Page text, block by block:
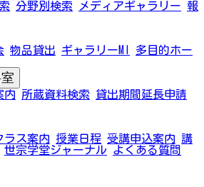
分野別検索 メディアギャラリー 報
物品貸出 ギャラリーMI
多目的ホー
内 所蔵資料検索
貸出期間延長申請
ラス案内 授業日程 受講申込案内 講
世宗学堂ジャーナル よくある質問